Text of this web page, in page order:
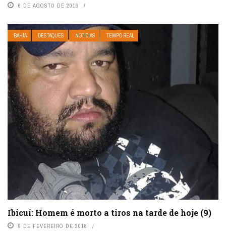
6 DE AGOSTO DE 2016
BAHIA DESTAQUES NOTÍCIAS TEMPO REAL
Ibicuí: Homem é morto a tiros na tarde de hoje (9)
9 DE FEVEREIRO DE 2018